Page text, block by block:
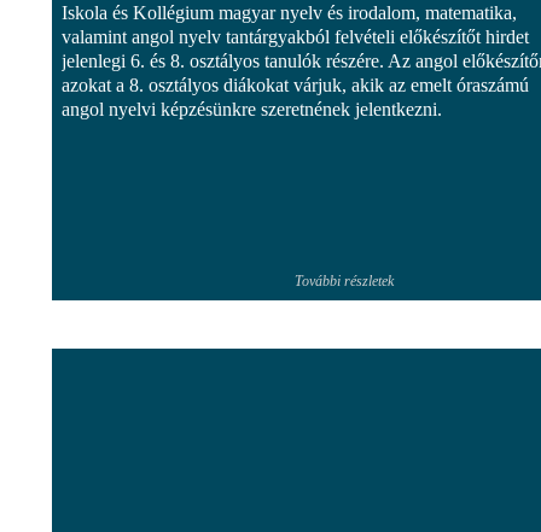
Iskola és Kollégium magyar nyelv és irodalom, matematika,
valamint angol nyelv tantárgyakból felvételi előkészítőt hirdet
jelenlegi 6. és 8. osztályos tanulók részére. Az angol
azokat a 8. osztályos diákokat várjuk, akik az emelt óraszámú
angol nyelvi képzésünkre szeretnének jelentkezni.
További részletek